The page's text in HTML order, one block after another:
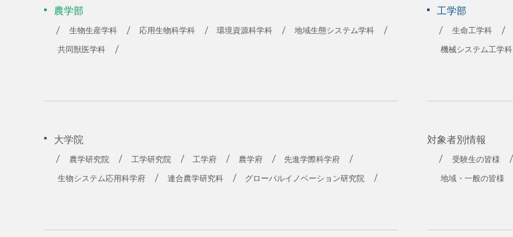
農学部
生物生産学科 応用生物科学科 環境資源科学科 地域生態システム学科
共同獣医学科
工学部
生命工学科
機械システム工学科
大学院
農学研究院 工学研究院 工学府 農学府 先進学際科学府
生物システム応用科学府 連合農学研究科 グローバルイノベーション研究院
対象者別情報
受験生の皆様
地域・一般の皆様